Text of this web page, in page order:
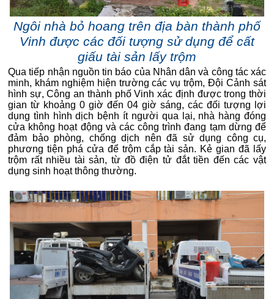
Ngôi nhà bỏ hoang trên địa bàn thành phố
Vinh được các đối tượng sử dụng để cất
giấu tài sản lấy trộm
Qua tiếp nhận nguồn tin báo của Nhân dân và công tác xác
minh, khám nghiệm hiện trường các vụ trộm, Đội Cảnh sát
hình sự, Công an thành phố Vinh xác định được trong thời
gian từ khoảng 0 giờ đến 04 giờ sáng, các đối tượng lợi
dụng tình hình dịch bệnh ít người qua lại, nhà hàng đóng
cửa không hoạt động và các công trình đang tạm dừng để
đảm bảo phòng, chống dịch nên đã sử dụng công cụ,
phương tiện phá cửa để trộm cắp tài sản. Kẻ gian đã lấy
trộm rất nhiều tài sản, từ đồ điện tử đắt tiền đến các vật
dụng sinh hoạt thông thường.